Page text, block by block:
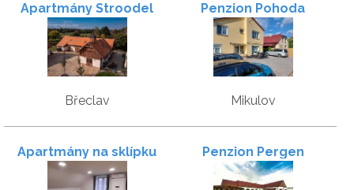
Apartmány Stroodel
Břeclav
Penzion Pohoda
Mikulov
Apartmány na sklípku Penzion Pergen